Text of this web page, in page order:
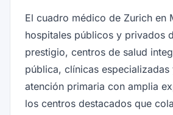
El cuadro médico de Zurich en
hospitales públicos y privados
prestigio, centros de salud
pública, clínicas
atención primaria con amplia
los centros destacados que